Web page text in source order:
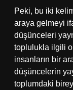
Peki, bu iki
araya gelmeyi
düşünceleri
toplulukla ilgili
insanların bir
düşüncelerin
toplumdaki